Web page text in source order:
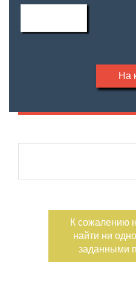
На
К сожалению
найти ни
заданными